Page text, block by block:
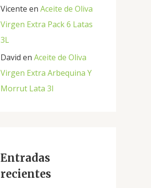
Vicente en Aceite de Oliva
Virgen Extra Pack 6 Latas
3L
David en Aceite de Oliva
Virgen Extra Arbequina Y
Morrut Lata 3l
Entradas
recientes